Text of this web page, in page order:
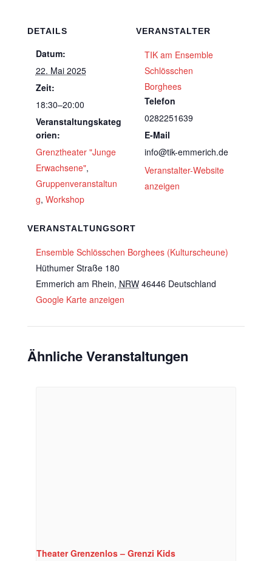
DETAILS
Datum:
22. Mai 2025
Zeit:
18:30–20:00
Veranstaltungskateg
orien:
Grenztheater "Junge
Erwachsene",
Gruppenveranstaltun
g, Workshop
VERANSTALTUNGSORT
Ensemble Schlösschen Borghees (Kulturscheune)
Hüthumer Straße 180
Emmerich am Rhein, NRW 46446 Deutschland
Google Karte anzeigen
VERANSTALTER
TIK am Ensemble
Schlösschen
Borghees
Telefon
0282251639
E-Mail
info@tik-emmerich.de
Veranstalter-Website
anzeigen
Ähnliche Veranstaltungen
Theater Grenzenlos – Grenzi Kids